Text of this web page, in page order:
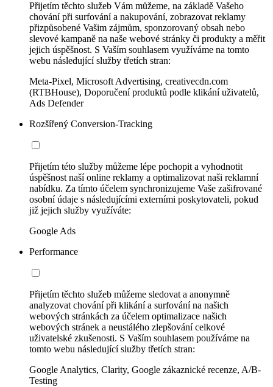
Přijetím těchto služeb Vám můžeme, na základě Vašeho
chování při surfování a nakupování, zobrazovat reklamy
přizpůsobené Vašim zájmům, sponzorovaný obsah nebo
slevové kampaně na naše webové stránky či produkty a měřit
jejich úspěšnost. S Vaším souhlasem využíváme na tomto
webu následující služby třetích stran:
Meta-Pixel, Microsoft Advertising, creativecdn.com
(RTBHouse), Doporučení produktů podle klikání uživatelů,
Ads Defender
Rozšířený Conversion-Tracking
Přijetím této služby můžeme lépe pochopit a vyhodnotit
úspěšnost naší online reklamy a optimalizovat naši reklamní
nabídku. Za tímto účelem synchronizujeme Vaše zašifrované
osobní údaje s následujícími externími poskytovateli, pokud
již jejich služby využíváte:
Google Ads
Performance
Přijetím těchto služeb můžeme sledovat a anonymně
analyzovat chování při klikání a surfování na našich
webových stránkách za účelem optimalizace našich
webových stránek a neustálého zlepšování celkové
uživatelské zkušenosti. S Vaším souhlasem používáme na
tomto webu následující služby třetích stran:
Google Analytics, Clarity, Google zákaznické recenze, A/B-
Testing